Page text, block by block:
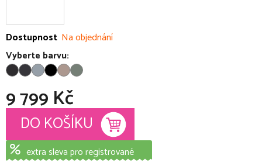
Dostupnost Na objednání
Vyberte barvu:
9 799 Kč
Měrná cena:
DO KOŠÍKU
extra sleva pro registrované